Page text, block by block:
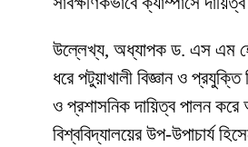
উল্লেখ্য, অধ্যাপক ড. এস এম
ধরে পটুয়াখালী বিজ্ঞান ও প্রযুক্তি
ও প্রশাসনিক দায়িত্ব পালন
বিশ্ববিদ্যালয়ের উপ-উপাচার্য